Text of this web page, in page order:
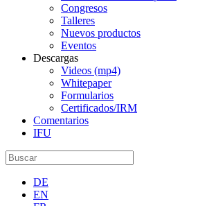
Congresos
Talleres
Nuevos productos
Eventos
Descargas
Videos (mp4)
Whitepaper
Formularios
Certificados/IRM
Comentarios
IFU
DE
EN